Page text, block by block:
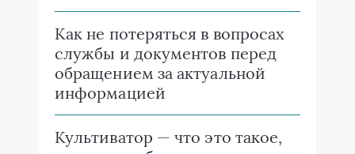
Как не потеряться в вопросах
службы и документов перед
обращением за актуальной
информацией
Культиватор — что это такое,